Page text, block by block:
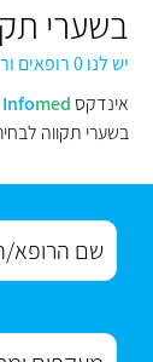
בשערי
יש לנו 0 רופאים ורופאות באתר
אינדקס
Infomed
בשערי תקווה